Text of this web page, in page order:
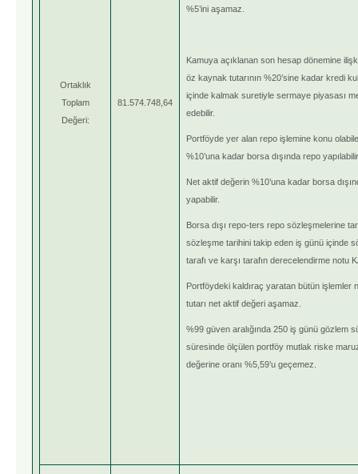
%5’ini aşamaz.
Kamuya açıklanan son hesap dönemine
öz kaynak tutarının %20’sine kadar
içinde kalmak suretiyle sermaye piyasası
edebilir.
Portföyde yer alan repo işlemine konu
%10’una kadar borsa dışında repo
Net aktif değerin %10’una kadar borsa
yapabilir.
Borsa dışı repo-ters repo sözleşmelerine
sözleşme tarihini takip eden iş günü içinde
tarafı ve karşı tarafın derecelendirme notu
Portföydeki kaldıraç yaratan bütün işlemler
tutarı net aktif değeri aşamaz.
%99 güven aralığında 250 iş günü gözlem
süresinde ölçülen portföy mutlak riske
değerine oranı %5,59’u geçemez.
Ortaklık
Toplam
Değeri:
81.574.748,64